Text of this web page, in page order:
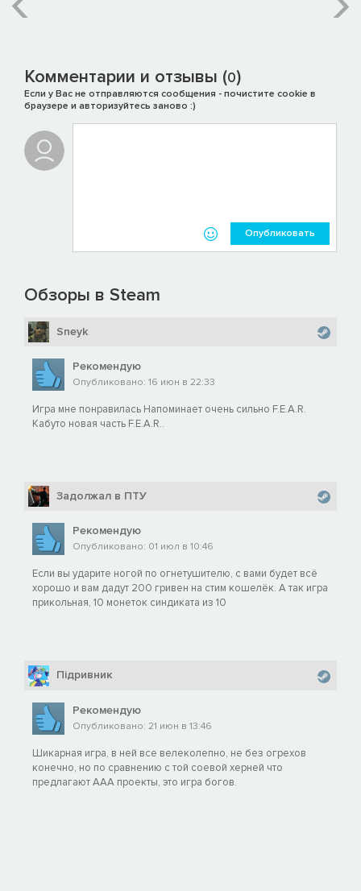
Комментарии и отзывы (0)
Если у Вас не отправляются сообщения - почистите cookie в
браузере и авторизуйтесь заново :)
Опубликовать
Обзоры в Steam
Sneyk
Рекомендую
Опубликовано: 16 июн в 22:33
Игра мне понравилась Напоминает очень сильно F.E.A.R.
Кабуто новая часть F.E.A.R..
Задолжал в ПТУ
Рекомендую
Опубликовано: 01 июл в 10:46
Если вы ударите ногой по огнетушителю, с вами будет всё
хорошо и вам дадут 200 гривен на стим кошелёк. А так игра
прикольная, 10 монеток синдиката из 10
Пiдривник
Рекомендую
Опубликовано: 21 июн в 13:46
Шикарная игра, в ней все велеколепно, не без огрехов
конечно, но по сравнению с той соевой херней что
предлагают ААА проекты, это игра богов.